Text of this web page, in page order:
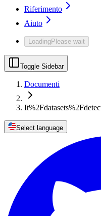
Riferimento
Aiuto
LoadingPlease wait
Toggle Sidebar
Documenti
Select language